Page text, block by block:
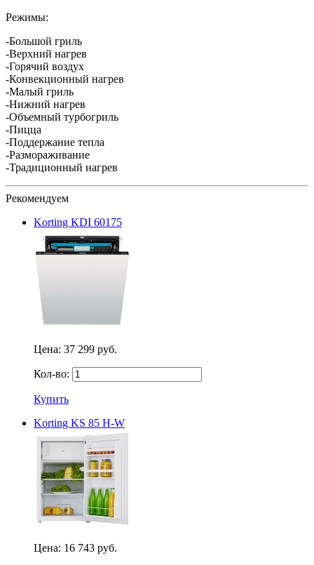
Режимы:
-Большой гриль
-Верхний нагрев
-Горячий воздух
-Конвекционный нагрев
-Малый гриль
-Нижний нагрев
-Объемный турбогриль
-Пицца
-Поддержание тепла
-Размораживание
-Традиционный нагрев
Рекомендуем
Korting KDI 60175
Цена: 37 299 руб.
Кол-во:
Купить
Korting KS 85 H-W
Цена: 16 743 руб.